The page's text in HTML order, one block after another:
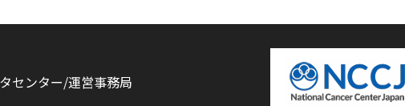
センター/運営事務局